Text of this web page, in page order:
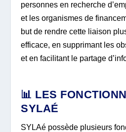
personnes en recherche
et les organismes de
but de rendre cette liaison
efficace, en supprimant les
et en facilitant le partage
📊 LES
SYLAÉ
SYLAé possède plusieurs